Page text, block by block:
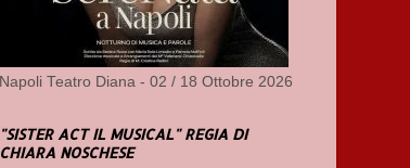
Napoli Teatro Diana - 02 / 18 Ottobre 2026
"SISTER ACT IL MUSICAL" REGIA DI
CHIARA NOSCHESE